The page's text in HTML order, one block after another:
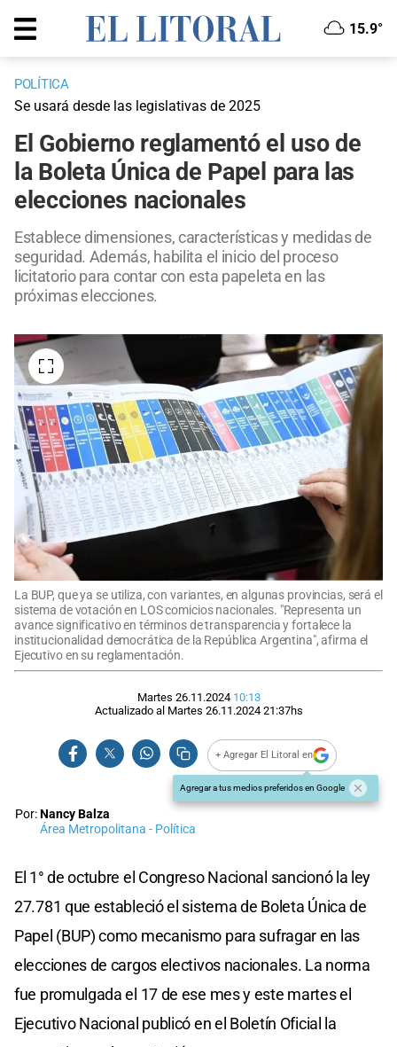
15.9°
POLÍTICA
Se usará desde las legislativas de 2025
El Gobierno reglamentó el uso de
la Boleta Única de Papel para las
elecciones nacionales
Establece dimensiones, características y medidas de
seguridad. Además, habilita el inicio del proceso
licitatorio para contar con esta papeleta en las
próximas elecciones.
La BUP, que ya se utiliza, con variantes, en algunas provincias, será el
sistema de votación en LOS comicios nacionales. "Representa un
avance significativo en términos de transparencia y fortalece la
institucionalidad democrática de la República Argentina", afirma el
Ejecutivo en su reglamentación.
Martes 26.11.2024 10:13
Actualizado al Martes 26.11.2024 21:37hs
+ Agregar El Litoral en
Agregar a tus medios preferidos en Google
Por:Nancy Balza
Área Metropolitana - Política
El 1° de octubre el Congreso Nacional sancionó la ley
27.781 que estableció el sistema de Boleta Única de
Papel (BUP) como mecanismo para sufragar en las
elecciones de cargos electivos nacionales. La norma
fue promulgada el 17 de ese mes y este martes el
Ejecutivo Nacional publicó en el Boletín Oficial la